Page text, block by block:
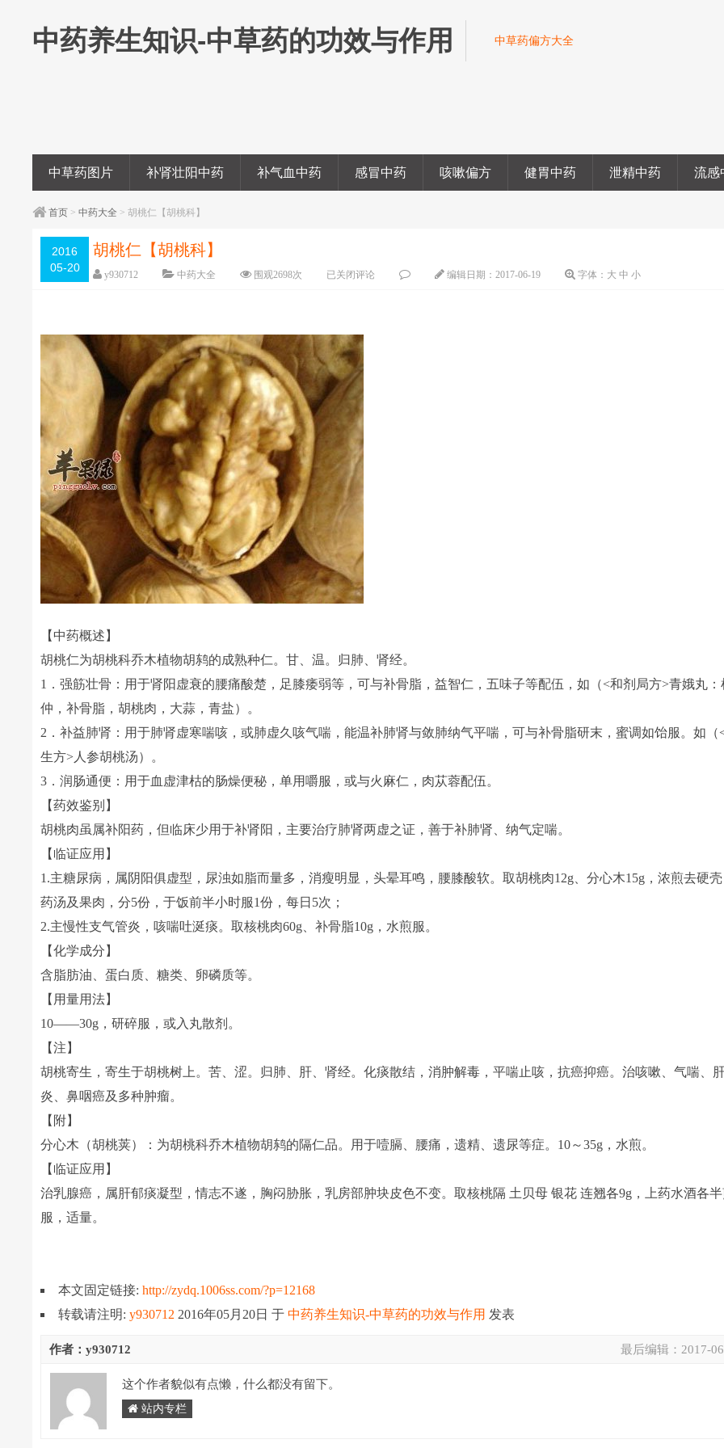
中药养生知识-中草药的功效与作用 中草药偏方大全
中草药图片 补肾壮阳中药 补气血中药 感冒中药 咳嗽偏方 健胃中药 泄精中药 流感
首页 >中药大全 > 胡桃仁【胡桃科】
2016
05-20
胡桃仁【胡桃科】
y930712 中药大全 围观2698次 已关闭评论 编辑日期：2017-06-19 字体： 大 中 小
【中药概述】
胡桃仁为胡桃科乔木植物胡鸫的成熟种仁。甘、温。归肺、肾经。
1．强筋壮骨：用于肾阳虚衰的腰痛酸楚，足膝痿弱等，可与补骨脂，益智仁，五味子等配伍，如（<和剂局方>青娥丸：
仲，补骨脂，胡桃肉，大蒜，青盐）。
2．补益肺肾：用于肺肾虚寒喘咳，或肺虚久咳气喘，能温补肺肾与敛肺纳气平喘，可与补骨脂研末，蜜调如饴服。如（
生方>人参胡桃汤）。
3．润肠通便：用于血虚津枯的肠燥便秘，单用嚼服，或与火麻仁，肉苁蓉配伍。
【药效鉴别】
胡桃肉虽属补阳药，但临床少用于补肾阳，主要治疗肺肾两虚之证，善于补肺肾、纳气定喘。
【临证应用】
1.主糖尿病，属阴阳俱虚型，尿浊如脂而量多，消瘦明显，头晕耳鸣，腰膝酸软。取胡桃肉12g、分心木15g，浓煎去硬
药汤及果肉，分5份，于饭前半小时服1份，每日5次；
2.主慢性支气管炎，咳喘吐涎痰。取核桃肉60g、补骨脂10g，水煎服。
【化学成分】
含脂肪油、蛋白质、糖类、卵磷质等。
【用量用法】
10——30g，研碎服，或入丸散剂。
【注】
胡桃寄生，寄生于胡桃树上。苦、涩。归肺、肝、肾经。化痰散结，消肿解毒，平喘止咳，抗癌抑癌。治咳嗽、气喘、
炎、鼻咽癌及多种肿瘤。
【附】
分心木（胡桃荚）：为胡桃科乔木植物胡鸫的隔仁品。用于噎膈、腰痛，遗精、遗尿等症。10～35g，水煎。
【临证应用】
治乳腺癌，属肝郁痰凝型，情志不遂，胸闷胁胀，乳房部肿块皮色不变。取核桃隔 土贝母 银花 连翘各9g，上药水酒各
服，适量。
本文固定链接:http://zydq.1006ss.com/?p=12168
转载请注明:y930712 2016年05月20日于中药养生知识-中草药的功效与作用 发表
最后编辑： 2017-
作者：y930712
这个作者貌似有点懒，什么都没有留下。
站内专栏